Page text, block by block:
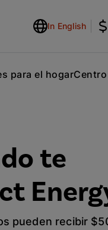
In English
para el hogar
te
pueden recibir